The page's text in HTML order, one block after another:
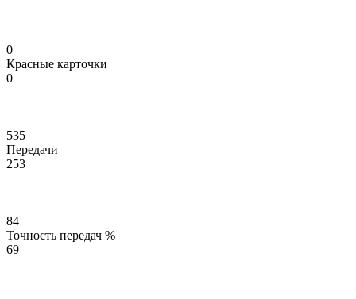
0
Красные карточки
0
535
Передачи
253
84
Точность передач %
69